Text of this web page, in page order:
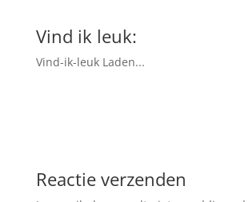
Vind ik leuk:
Vind-ik-leuk Laden...
Reactie verzenden